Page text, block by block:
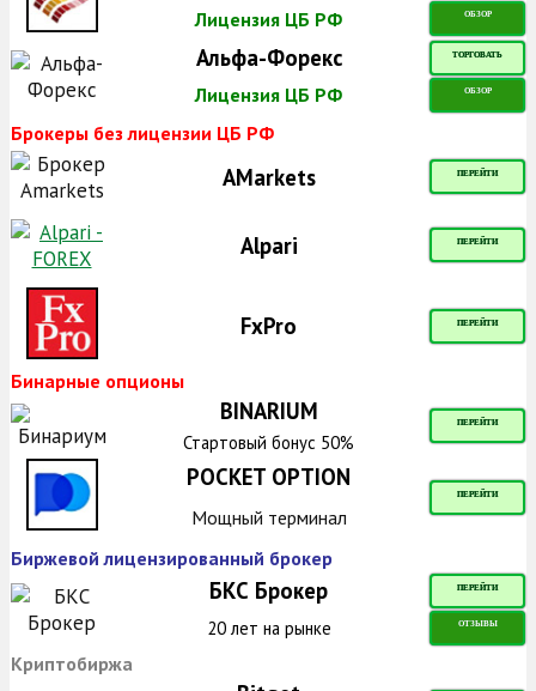
Лицензия ЦБ РФ ОБЗОР
Альфа-Форекс ТОРГОВАТЬ
Лицензия ЦБ РФ ОБЗОР
Брокеры без лицензии ЦБ РФ
AMarkets ПЕРЕЙТИ
Alpari ПЕРЕЙТИ
FxPro ПЕРЕЙТИ
Бинарные опционы
BINARIUM ПЕРЕЙТИ
Стартовый бонус 50%
POCKET OPTION
ПЕРЕЙТИ
Мощный терминал
Биржевой лицензированный брокер
БКС Брокер ПЕРЕЙТИ
20 лет на рынке ОТЗЫВЫ
Криптобиржа